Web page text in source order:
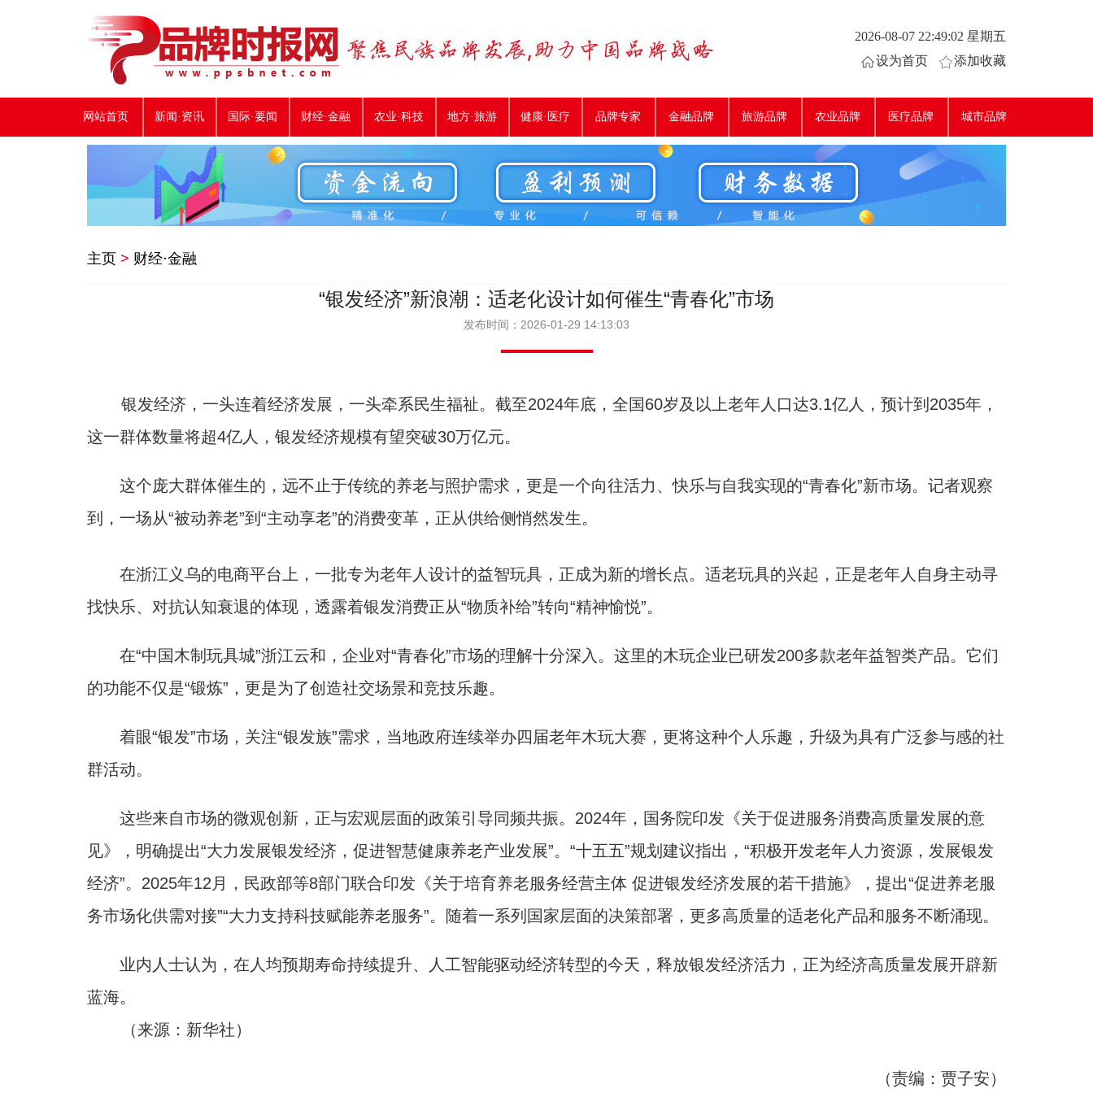
2026-08-07 22:49:02 星期五
添加收藏
设为首页
网站首页 新闻·资讯 国际·要闻 财经·金融 农业·科技 地方·旅游 健康·医疗 品牌专家 金融品牌 旅游品牌 农业品牌 医疗品牌 城市品牌
主页 > 财经·金融
“银发经济”新浪潮：适老化设计如何催生“青春化”市场
发布时间：2026-01-29 14:13:03
银发经济，一头连着经济发展，一头牵系民生福祉。截至2024年底，全国60岁及以上老年人口达3.1亿人，预计到2035年，
这一群体数量将超4亿人，银发经济规模有望突破30万亿元。
这个庞大群体催生的，远不止于传统的养老与照护需求，更是一个向往活力、快乐与自我实现的“青春化”新市场。记者观察
到，一场从“被动养老”到“主动享老”的消费变革，正从供给侧悄然发生。
在浙江义乌的电商平台上，一批专为老年人设计的益智玩具，正成为新的增长点。适老玩具的兴起，正是老年人自身主动寻
找快乐、对抗认知衰退的体现，透露着银发消费正从“物质补给”转向“精神愉悦”。
在“中国木制玩具城”浙江云和，企业对“青春化”市场的理解十分深入。这里的木玩企业已研发200多款老年益智类产品。它们
的功能不仅是“锻炼”，更是为了创造社交场景和竞技乐趣。
着眼“银发”市场，关注“银发族”需求，当地政府连续举办四届老年木玩大赛，更将这种个人乐趣，升级为具有广泛参与感的社
群活动。
这些来自市场的微观创新，正与宏观层面的政策引导同频共振。2024年，国务院印发《关于促进服务消费高质量发展的意
见》，明确提出“大力发展银发经济，促进智慧健康养老产业发展”。“十五五”规划建议指出，“积极开发老年人力资源，发展银发
经济”。2025年12月，民政部等8部门联合印发《关于培育养老服务经营主体 促进银发经济发展的若干措施》，提出“促进养老服
务市场化供需对接”“大力支持科技赋能养老服务”。随着一系列国家层面的决策部署，更多高质量的适老化产品和服务不断涌现。
业内人士认为，在人均预期寿命持续提升、人工智能驱动经济转型的今天，释放银发经济活力，正为经济高质量发展开辟新
蓝海。
（来源：新华社）
（责编：贾子安）